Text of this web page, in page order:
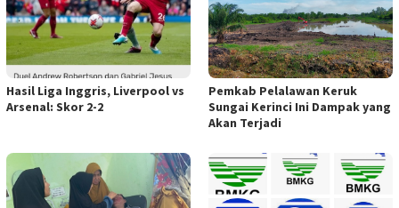
Hasil Liga Inggris, Liverpool vs
Arsenal: Skor 2-2
Pemkab Pelalawan Keruk
Sungai Kerinci Ini Dampak yang
Akan Terjadi